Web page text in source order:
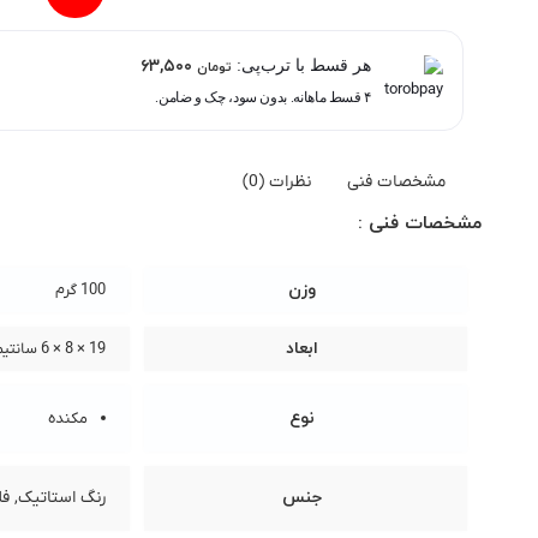
هر قسط با ترب‌پی: تومان
۴ قسط ماهانه. بدون سود، چک و ضامن.
مشخصات فنی نظرات (0)
مشخصات فنی :
وزن 100 گرم
ابعاد 19 × 8 × 6 سانتیمتر
نوع مکنده
جنس رنگ استاتیک,